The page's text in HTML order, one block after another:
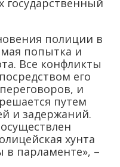
полиции в
попытка и
Все конфликты
его
и
путем
и задержаний.
хунта
парламенте», –